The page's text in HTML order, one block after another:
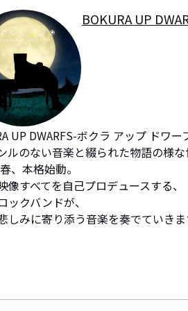
BOKURA UP
UP DWARFS-ボクラ アップ ドワー
ルのない音楽と綴られた物語の様な
、本格始動。
像すべてを自己プロデュースする、
ックバンドが、
しみに寄り添う音楽を奏でていきま